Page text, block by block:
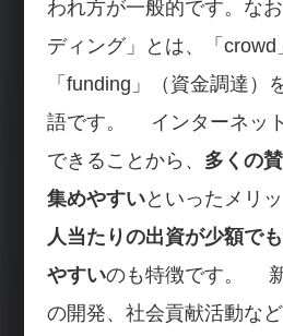
われ方が一般的です。な
ディング」とは、「crowd
「funding」（資金調達）
語です。 インターネッ
できることから、 多くの
集めやすいといったメリ
人当たりの出資が少額で
やすいのも特徴です。
の開発、社会貢献活動な